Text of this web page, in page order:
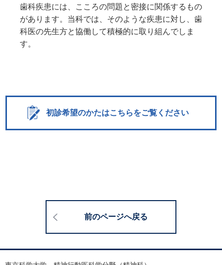
歯科疾患には、こころの問題と密接に関係するもの
があります。当科では、そのような疾患に対し、歯
科医の先生方と協働して積極的に取り組んでしま
す。
初診希望のかたはこちらをご覧ください
前のページへ戻る